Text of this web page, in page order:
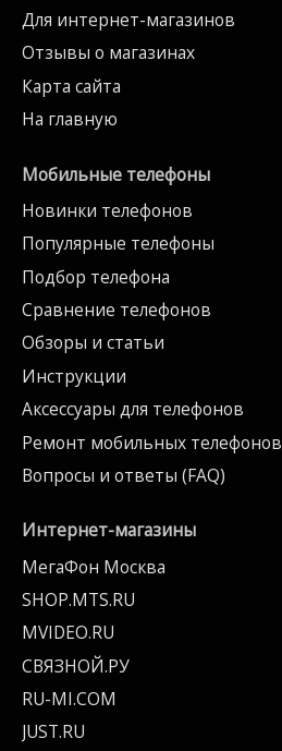
Для интернет-магазинов
Отзывы о магазинах
Карта сайта
На главную
Мобильные телефоны
Новинки телефонов
Популярные телефоны
Подбор телефона
Сравнение телефонов
Обзоры и статьи
Инструкции
Аксессуары для телефонов
Ремонт мобильных телефонов
Вопросы и ответы (FAQ)
Интернет-магазины
МегаФон Москва
SHOP.MTS.RU
MVIDEO.RU
СВЯЗНОЙ.РУ
RU-MI.COM
JUST.RU